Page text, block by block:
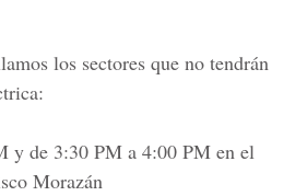
los sectores que no tendrán
y de 3:30 PM a 4:00 PM en el
Morazán